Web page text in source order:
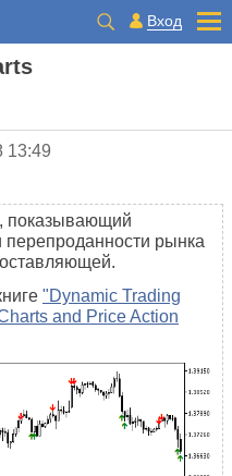
Вход
13:49
показывающий
перепроданности рынка
"Dynamic Trading
and Price Action